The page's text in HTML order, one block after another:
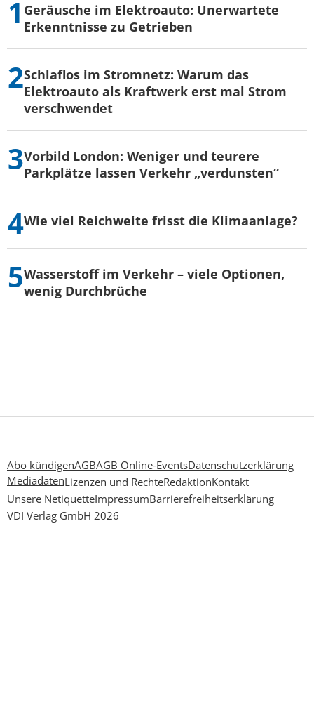
Geräusche im Elektroauto: Unerwartete
Erkenntnisse zu Getrieben
Schlaflos im Stromnetz: Warum das
Elektroauto als Kraftwerk erst mal Strom
verschwendet
Vorbild London: Weniger und teurere
Parkplätze lassen Verkehr „verdunsten“
Wie viel Reichweite frisst die Klimaanlage?
Wasserstoff im Verkehr – viele Optionen,
wenig Durchbrüche
Abo kündigenAGBAGB Online-EventsDatenschutzerklärung
MediadatenLizenzen und RechteRedaktionKontakt
Unsere NetiquetteImpressumBarrierefreiheitserklärung
VDI Verlag GmbH 2026